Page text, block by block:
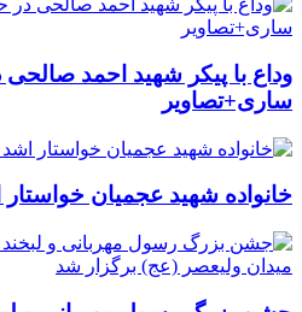
وداع با پیکر شهید احمد
ساری+تصاویر
خانواده شهید عجمیان